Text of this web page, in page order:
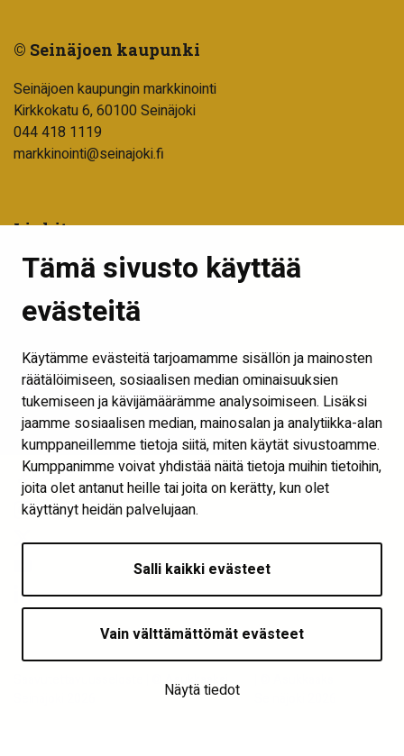
Tämä sivusto käyttää
evästeitä
Käytämme evästeitä tarjoamamme sisällön ja mainosten
räätälöimiseen, sosiaalisen median ominaisuuksien
tukemiseen ja kävijämäärämme analysoimiseen. Lisäksi
jaamme sosiaalisen median, mainosalan ja analytiikka-alan
kumppaneillemme tietoja siitä, miten käytät sivustoamme.
Kumppanimme voivat yhdistää näitä tietoja muihin tietoihin,
joita olet antanut heille tai joita on kerätty, kun olet
käyttänyt heidän palvelujaan.
Salli kaikki evästeet
Vain välttämättömät evästeet
Näytä tiedot
© Seinäjoen kaupunki
Seinäjoen kaupungin markkinointi
Kirkkokatu 6, 60100 Seinäjoki
044 418 1119
markkinointi@seinajoki.fi
Linkit
Tilaa uutiskirje
Seinäjoen kaupunki
Visit Seinäjoki
Näytä evästeasetukset
Seuraa meitä
Saavutettavuusseloste | © Asukkaaksi –